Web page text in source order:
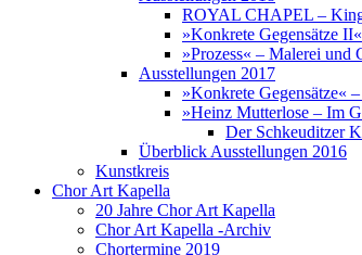
ROYAL CHAPEL –
»Konkrete Gegensätze II«
»Prozess« – Malerei und
Ausstellungen 2017
»Konkrete Gegensätze«
»Heinz Mutterlose – Im
Der Schkeuditzer
Überblick Ausstellungen 2016
Kunstkreis
Chor Art Kapella
20 Jahre Chor Art Kapella
Chor Art Kapella -Archiv
Chortermine 2019